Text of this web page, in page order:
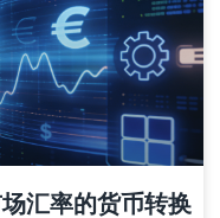
汇率的货币转换